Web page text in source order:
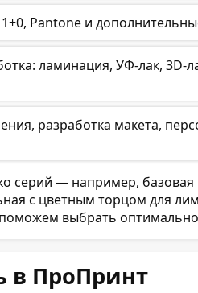
Pantone и
ламинация, УФ-лак, 3D-
разработка макета,
серий — например,
с цветным торцом для
выбрать
в ПроПринт